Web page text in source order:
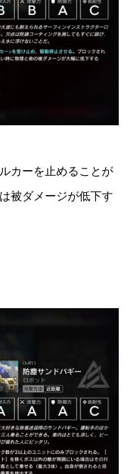
カーを止めることが
被ダメージが低下す